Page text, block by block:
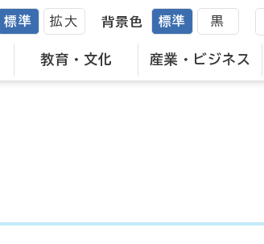
教育・文化 産業・ビジネス
標準 拡大 背景色 標準 黒